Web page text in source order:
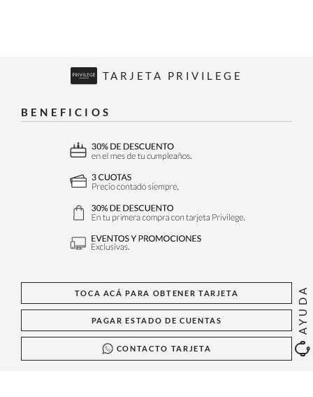
AYUDA
TARJETA PRIVILEGE
BENEFICIOS
TOCA ACÁ PARA OBTENER TARJETA
PAGAR ESTADO DE CUENTAS
CONTACTO TARJETA